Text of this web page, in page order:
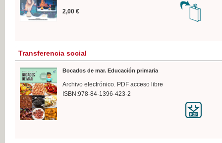
2,00 €
Transferencia social
Bocados de mar. Educación primaria
Archivo electrónico. PDF acceso libre
ISBN:978-84-1396-423-2